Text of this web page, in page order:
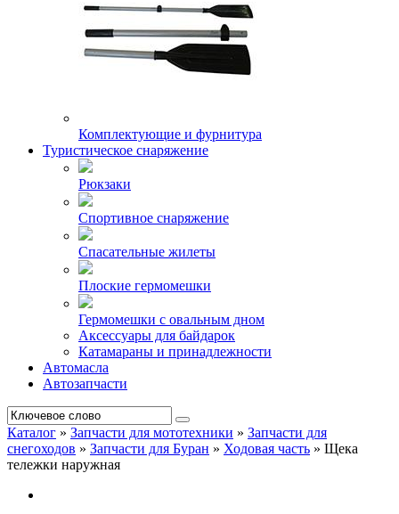
Комплектующие и фурнитура
Туристическое снаряжение
Рюкзаки
Спортивное снаряжение
Спасательные жилеты
Плоские гермомешки
Гермомешки с овальным дном
Аксессуары для байдарок
Катамараны и принадлежности
Автомасла
Автозапчасти
Каталог » Запчасти для мототехники » Запчасти для
снегоходов » Запчасти для Буран » Ходовая часть » Щека
тележки наружная